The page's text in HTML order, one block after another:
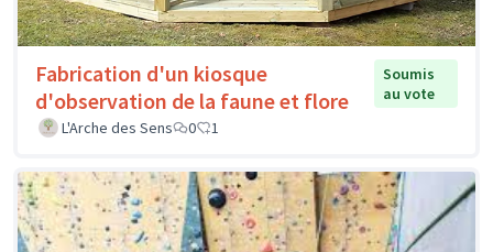
Fabrication d'un kiosque
d'observation de la faune et flore
Soumis
au vote
L'Arche des Sens
0 1